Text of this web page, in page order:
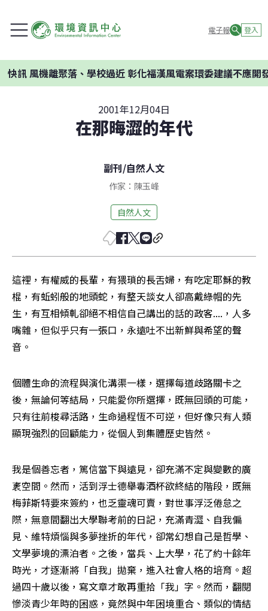
電子報 登入
風機離聚落、學校過近 彰化福漢風電案環委建議不應開發
2001年12月04日
在那晦澀的年代
副刊/自然人文
作家：陳玉峰
自然人文
這裡，有權威的長輩，有猥瑣的長舌婦，有吃定耶穌的教
棍，有蚯蚓般的地頭蛇，有整天談女人卻高戴綠帽的先
生，有互相傾軋卻絕不相信自己講出的話的政客....，人多
嘴雜，但似乎只有一張口，永遠吐不出新鮮與希望的聲
音。
個體生命的流程與演化溝渠一樣，選擇每道歧路關卡之
後，無論何等結局，只能愛你所選擇，既無回頭的可能，
只有往前梭尋活路，生命過程恆不可逆，但好像只有人類
顯現強烈的回顧能力，從個人到集體歷史皆然。
我是個善忘者，篤信當下與遠見，卻充滿不定與變數的廣
袲空間。然而，活到浮士德舉毒酒杯欲終結的階段，既無
梅菲斯特要來簽約，也乏靈魂可賣，對世事浮泛倦怠之
際，無意間翻出大學聯考前的日記，充滿青澀、自我偏
見、維特煩惱與多夢挫折的年代，卻常幻想自己是哲學、
文學夢境的漂泊者。之後，當兵、上大學，花了約十餘年
時光，才逐漸將「自我」拋棄，進入社會人格的培育。超
過四十歲以後，寫文章才敢再重拾「我」字。然而，翻閱
慘淡青少年時的困惑，竟然與中年困境重合、類似的情結